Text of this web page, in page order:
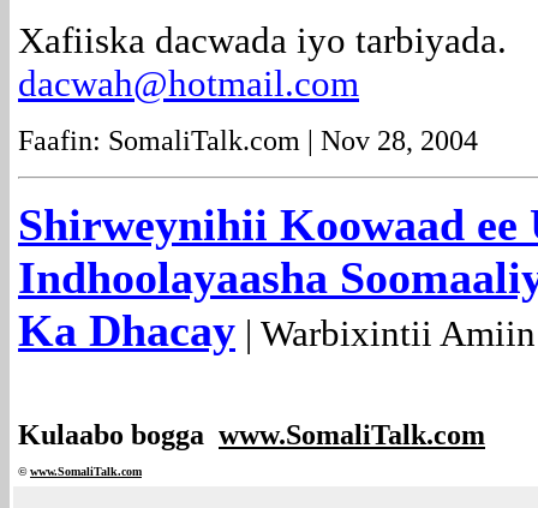
Xafiiska dacwada iyo tarbiyada.
dacwah@hotmail.com
Faafin: SomaliTalk.com | Nov 28, 2004
Shirweynihii Koowaad
Indhoolayaasha
Ka Dhacay | Warbixintii Amiin
Kulaabo bogga www.SomaliTalk.com
©www.SomaliTalk.com